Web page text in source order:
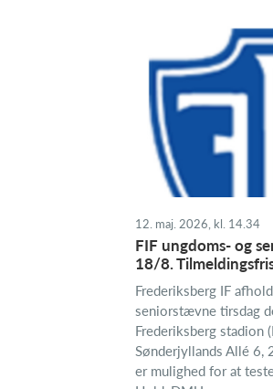
12. maj. 2026, kl. 14.34
FIF ungdoms- og
18/8.
Frederiksberg IF
seniorstævne tirsdag
Frederiksberg stadion
Sønderjyllands Allé 6,
er mulighed for at